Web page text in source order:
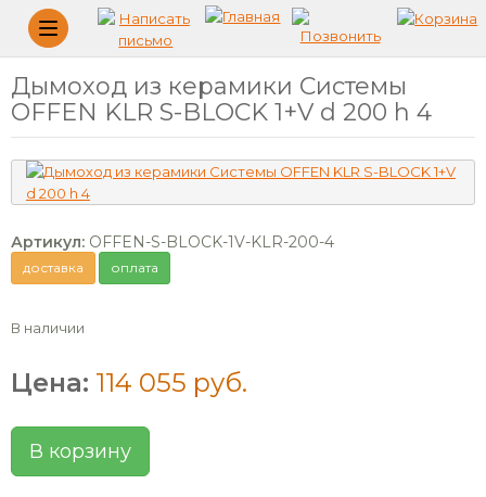
Меню
Дымоход из керамики Системы
OFFEN KLR S-BLOCK 1+V d 200 h 4
Артикул: OFFEN-S-BLOCK-1V-KLR-200-4
доставка оплата
В наличии
Цена: 114 055 руб.
В корзину